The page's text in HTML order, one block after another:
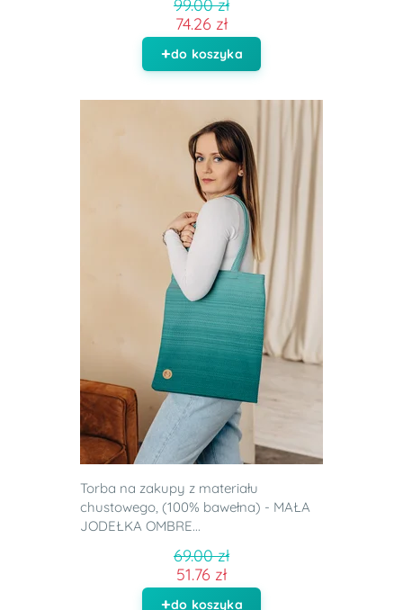
99.00 zł
74.26 zł
do koszyka
Torba na zakupy z materiału
chustowego, (100% bawełna) - MAŁA
JODEŁKA OMBRE...
69.00 zł
51.76 zł
do koszyka